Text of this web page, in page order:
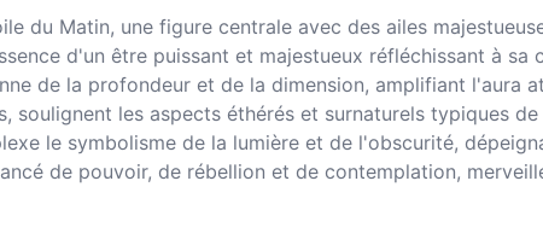
du Matin, une figure centrale avec des ailes
d'un être puissant et majestueux réfléchissant à sa
de la profondeur et de la dimension, amplifiant l'aura
soulignent les aspects éthérés et surnaturels typiques
le symbolisme de la lumière et de l'obscurité,
de pouvoir, de rébellion et de contemplation,